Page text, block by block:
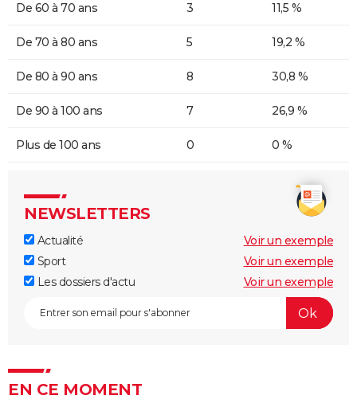
De 60 à 70 ans 3 11,5 %
De 70 à 80 ans 5 19,2 %
De 80 à 90 ans 8 30,8 %
De 90 à 100 ans 7 26,9 %
Plus de 100 ans 0 0 %
NEWSLETTERS
Actualité
Voir un exemple
Sport
Voir un exemple
Les dossiers d'actu
Voir un exemple
EN CE MOMENT